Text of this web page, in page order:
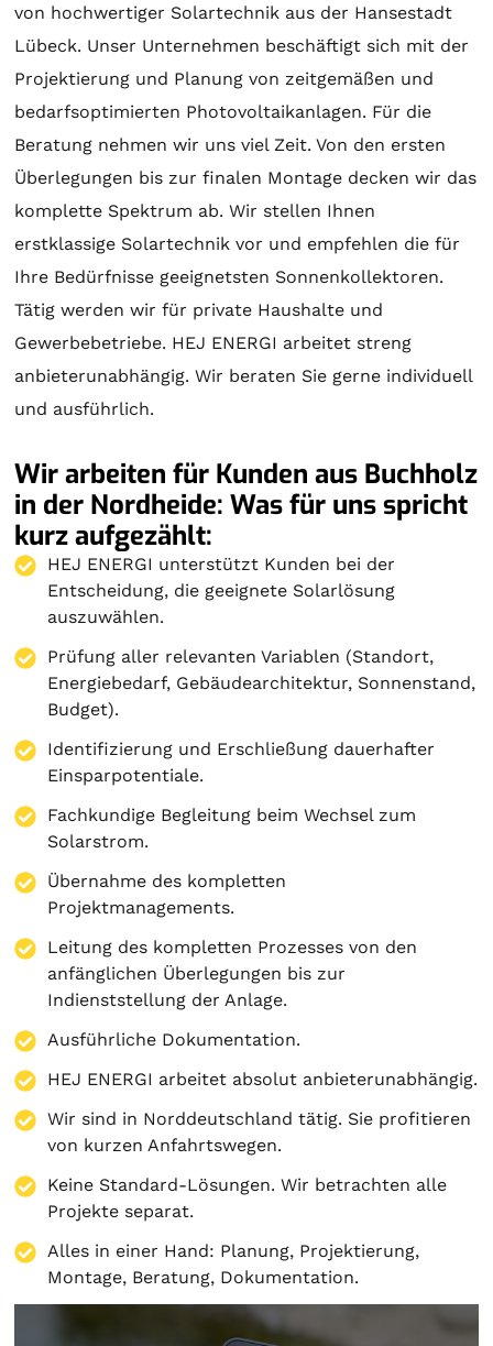
von hochwertiger Solartechnik aus der Hansestadt
Lübeck. Unser Unternehmen beschäftigt sich mit der
Projektierung und Planung von zeitgemäßen und
bedarfsoptimierten Photovoltaikanlagen. Für die
Beratung nehmen wir uns viel Zeit. Von den ersten
Überlegungen bis zur finalen Montage decken wir das
komplette Spektrum ab. Wir stellen Ihnen
erstklassige Solartechnik vor und empfehlen die für
Ihre Bedürfnisse geeignetsten Sonnenkollektoren.
Tätig werden wir für private Haushalte und
Gewerbebetriebe. HEJ ENERGI arbeitet streng
anbieterunabhängig. Wir beraten Sie gerne individuell
und ausführlich.
Wir arbeiten für Kunden aus Buchholz
in der Nordheide: Was für uns spricht
kurz aufgezählt:
HEJ ENERGI unterstützt Kunden bei der
Entscheidung, die geeignete Solarlösung
auszuwählen.
Prüfung aller relevanten Variablen (Standort,
Energiebedarf, Gebäudearchitektur, Sonnenstand,
Budget).
Identifizierung und Erschließung dauerhafter
Einsparpotentiale.
Fachkundige Begleitung beim Wechsel zum
Solarstrom.
Übernahme des kompletten
Projektmanagements.
Leitung des kompletten Prozesses von den
anfänglichen Überlegungen bis zur
Indienststellung der Anlage.
Ausführliche Dokumentation.
HEJ ENERGI arbeitet absolut anbieterunabhängig.
Wir sind in Norddeutschland tätig. Sie profitieren
von kurzen Anfahrtswegen.
Keine Standard-Lösungen. Wir betrachten alle
Projekte separat.
Alles in einer Hand: Planung, Projektierung,
Montage, Beratung, Dokumentation.